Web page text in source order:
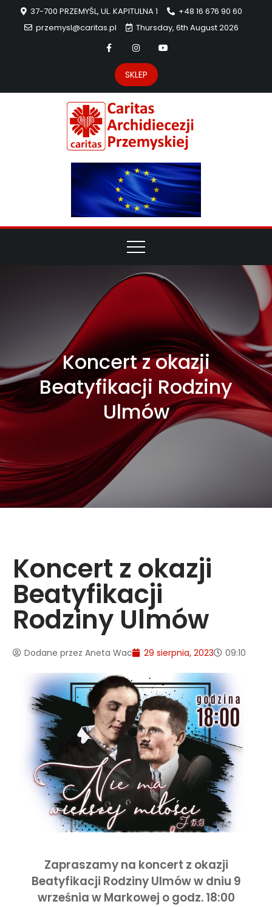
37-700 PRZEMYŚL, UL. KAPITULNA 1
+48 16 676 90 60
przemysl@caritas.pl
Thursday, 6th August 2026
SKLEP
Koncert z okazji
Beatyfikacji Rodziny
Ulmów
Koncert z okazji
Beatyfikacji
Rodziny Ulmów
Dodane przez Aneta Wac 29 sierpnia, 2023 09:10
Zapraszamy na koncert z okazji
Beatyfikacji Rodziny Ulmów w dniu 9
września w Markowej o godz. 18:00